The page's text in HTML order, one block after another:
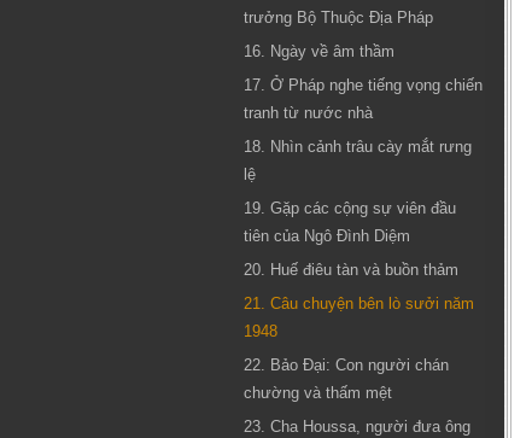
trưởng Bộ Thuộc Địa Pháp
16. Ngày về âm thầm
17. Ở Pháp nghe tiếng vọng chiến
tranh từ nước nhà
18. Nhìn cảnh trâu cày mắt rưng
lệ
19. Gặp các cộng sự viên đầu
tiên của Ngô Đình Diệm
20. Huế điêu tàn và buồn thảm
21. Câu chuyện bên lò sưởi năm
1948
22. Bảo Đại: Con người chán
chường và thấm mệt
23. Cha Houssa, người đưa ông